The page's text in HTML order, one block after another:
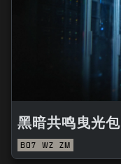
黑暗共鸣曳光包
BO7 WZ ZM